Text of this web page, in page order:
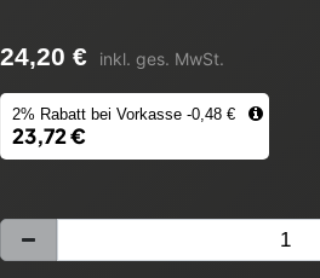
24,20 € inkl. ges. MwSt.
2% Rabatt bei Vorkasse -0,48 €
23,72 €